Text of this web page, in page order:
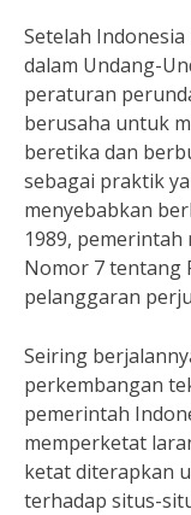
Setelah
dalam Undang-
peraturan
berusaha untuk
beretika dan
sebagai praktik
menyebabkan
1989,
Nomor 7 tentang
pelanggaran
Seiring
perkembangan
pemerintah
memperketat
ketat diterapkan
terhadap situs-